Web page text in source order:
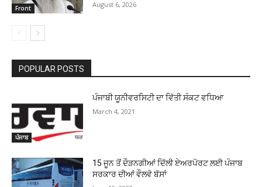
Front August 6, 2026
POPULAR POSTS
ਪੰਜਾਬ
ਪੰਜਾਬੀ ਯੂਨੀਵਰਸਿਟੀ ਦਾ ਵਿੱਤੀ ਸੰਕਟ ਵਧਿਆ
March 4, 2021
15 ਜੂਨ ਤੋਂ ਦੌੜਨਗੀਆਂ ਦਿੱਲੀ ਏਅਰਪੋਰਟ ਲਈ ਪੰਜਾਬ
ਸਰਕਾਰ ਦੀਆਂ ਵੌਲਵੋ ਬੱਸਾਂ